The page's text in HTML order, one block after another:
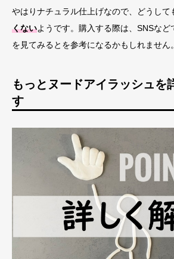
やはりナチュラル仕上げなので、どうして
くないようです。購入する際は、SNSな
を見てみるとを参考になるかもしれません。
もっとヌードアイラッシュを
す